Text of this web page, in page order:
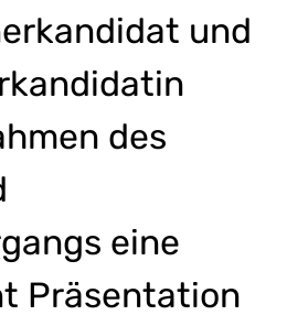
und
des
eine
Präsentation